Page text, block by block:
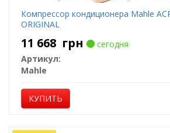
Компрессор кондиционера Mahle
ORIGINAL
11 668 грн
сегодня
Артикул:
Mahle
КУПИТЬ